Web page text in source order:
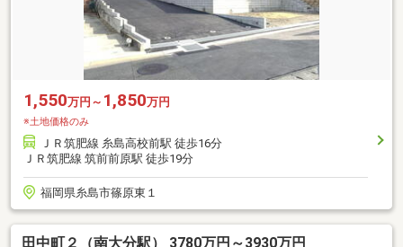
1,550万円～ 1,850万円
※土地価格のみ
ＪＲ筑肥線 糸島高校前駅 徒歩16分
ＪＲ筑肥線 筑前前原駅 徒歩19分
福岡県糸島市篠原東１
田中町２（南大分駅） 3780万円～3930万円